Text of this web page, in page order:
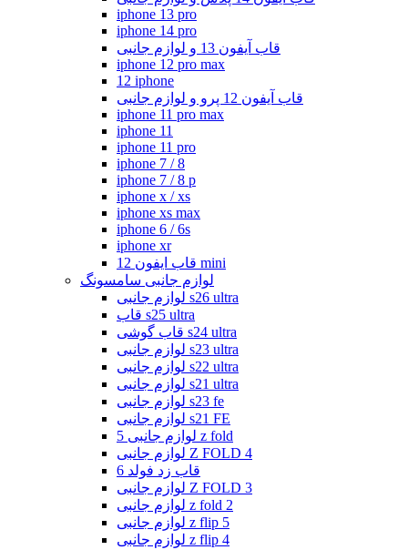
iphone 13 pro
iphone 14 pro
قاب آیفون 13 و لوازم جانبی
iphone 12 pro max
12 iphone
قاب آیفون 12 پرو و لوازم جانبی
iphone 11 pro max
iphone 11
iphone 11 pro
iphone 7 / 8
iphone 7 / 8 p
iphone x / xs
iphone xs max
iphone 6 / 6s
iphone xr
قاب ایفون 12 mini
لوازم جانبی سامسونگ
لوازم جانبی s26 ultra
قاب s25 ultra
قاب گوشی s24 ultra
لوازم جانبی s23 ultra
لوازم جانبی s22 ultra
لوازم جانبی s21 ultra
لوازم جانبی s23 fe
لوازم جانبی s21 FE
لوازم جانبی 5 z fold
لوازم جانبی Z FOLD 4
قاب زد فولد 6
لوازم جانبی Z FOLD 3
لوازم جانبی z fold 2
لوازم جانبی z flip 5
لوازم جانبی z flip 4